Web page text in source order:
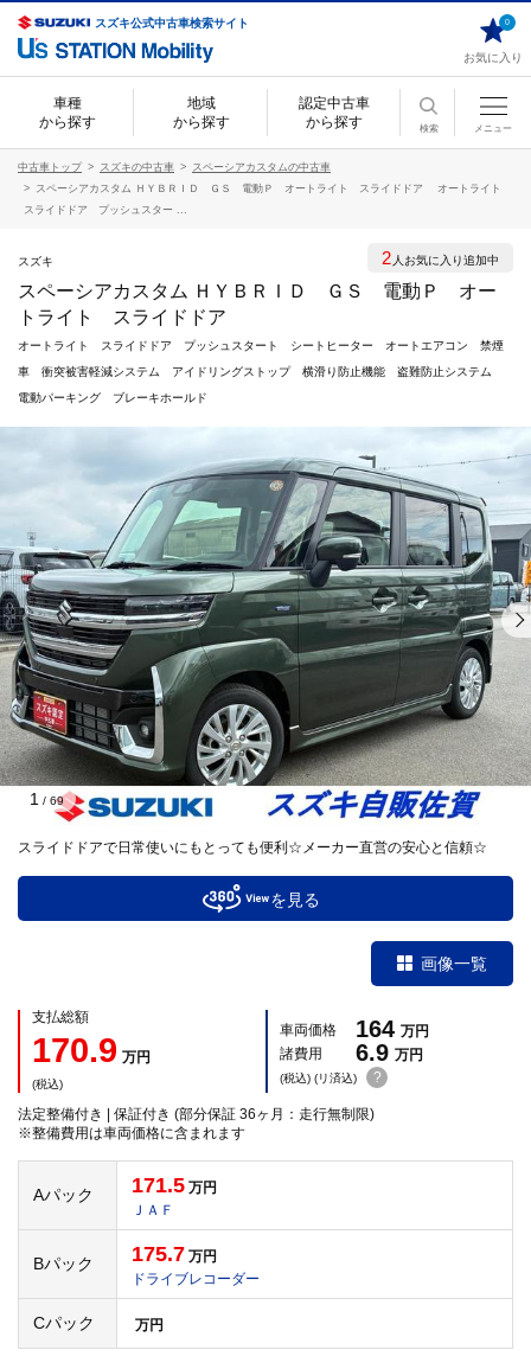
スズキ公式中古車検索サイト
お気に入り
0
車種
から探す
地域
から探す
認定中古車
から探す
検索 メニュー
中古車トップ スズキの中古車
スペーシアカスタムの中古車
スペーシアカスタム ＨＹＢＲＩＤ ＧＳ 電動Ｐ オートライト スライドドア オートライト
スライドドア プッシュスター ...
スズキ
スペーシアカスタム ＨＹＢＲＩＤ ＧＳ 電動Ｐ オー
トライト スライドドア
オートライト スライドドア プッシュスタート シートヒーター オートエアコン 禁煙
車 衝突被害軽減システム アイドリングストップ 横滑り防止機能 盗難防止システム
電動パーキング ブレーキホールド
スライドドアで日常使いにもとっても便利☆メーカー直営の安心と信頼☆
1 / 69
を見る
画像一覧
支払総額
170.9 万円
(税込)
車両価格 164 万円
諸費用
6.9 万円
(税込) (リ済込) ?
法定整備付き | 保証付き (部分保証 36ヶ月：走行無制限)
※整備費用は車両価格に含まれます
Aパック 171.5 万円
ＪＡＦ
Bパック 175.7 万円
ドライブレコーダー
Cパック 万円
2 人お気に入り追加中